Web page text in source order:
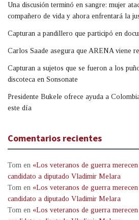
Una discusión terminó en sangre: mujer
compañero de vida y ahora enfrentará la
Capturan a pandillero que participó en
Carlos Saade asegura que ARENA viene
Capturan a sujetos que se fueron a los
discoteca en Sonsonate
Presidente Bukele ofrece ayuda a
este día
Comentarios recientes
Tom en «Los veteranos de guerra
candidato a diputado Vladimir Melara
Tom en «Los veteranos de guerra
candidato a diputado Vladimir Melara
Tom en «Los veteranos de guerra